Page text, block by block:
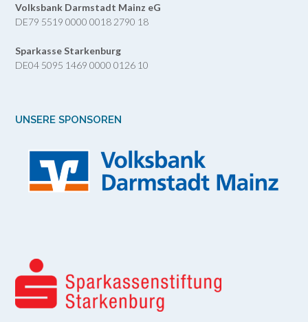
Volksbank Darmstadt Mainz eG
DE79 5519 0000 0018 2790 18
Sparkasse Starkenburg
DE04 5095 1469 0000 0126 10
UNSERE SPONSOREN